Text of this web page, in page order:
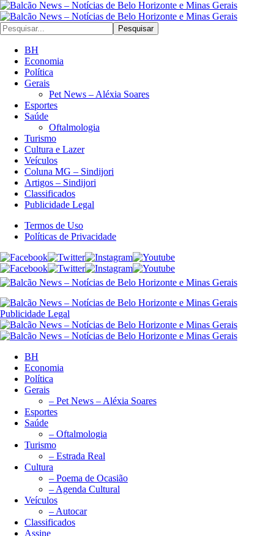
Pesquisar
BH
Economia
Política
Gerais
Pet News – Aléxia Soares
Esportes
Saúde
Oftalmologia
Turismo
Cultura e Lazer
Veículos
Coluna MG – Sindijori
Artigos – Sindijori
Classificados
Publicidade Legal
Termos de Uso
Políticas de Privacidade
Publicidade Legal
BH
Economia
Política
Gerais
– Pet News – Aléxia Soares
Esportes
Saúde
– Oftalmologia
Turismo
– Estrada Real
Cultura
– Poema de Ocasião
– Agenda Cultural
Veículos
– Autocar
Classificados
Assine